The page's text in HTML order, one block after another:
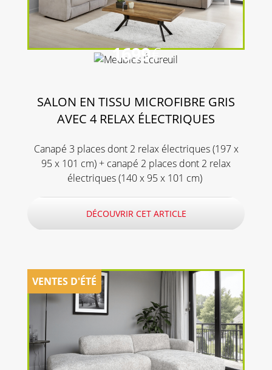
1699€
SALON EN TISSU MICROFIBRE GRIS
AVEC 4 RELAX ÉLECTRIQUES
Canapé 3 places dont 2 relax électriques (197 x
95 x 101 cm) + canapé 2 places dont 2 relax
électriques (140 x 95 x 101 cm)
DÉCOUVRIR CET ARTICLE